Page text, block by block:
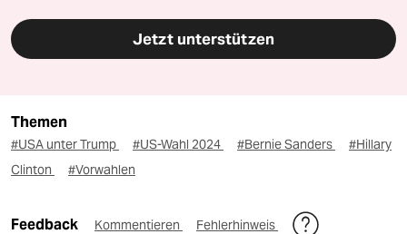
Jetzt unterstützen
Themen
#USA unter Trump #US-Wahl 2024 #Bernie Sanders
#Hillary
Clinton
#Vorwahlen
Feedback Kommentieren Fehlerhinweis